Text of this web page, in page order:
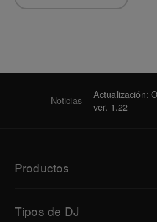
Noticias
Actualización:
ver. 1.22
Productos
Mezcladores para DJ
Sistemas de DJ todo en uno
Tipos de DJ